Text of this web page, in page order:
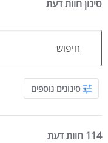
סינון חוות דעת
Search Reviews
סינונים נוספים
114 חוות דעת